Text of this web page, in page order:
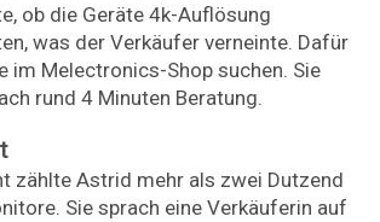
ob die Geräte 4k-Auflösung
was der Verkäufer verneinte. Dafür
im Melectronics-Shop suchen. Sie
rund 4 Minuten Beratung.
zählte Astrid mehr als zwei Dutzend
Sie sprach eine Verkäuferin auf